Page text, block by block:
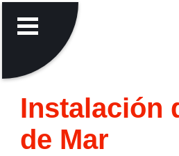
Instalación
de Mar